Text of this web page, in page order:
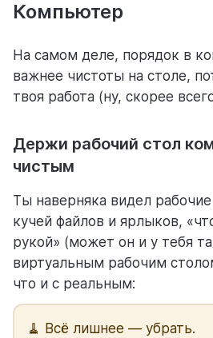
Компьютер
На самом деле, порядок в
важнее чистоты на столе,
твоя работа (ну, скорее
Держи рабочий стол
чистым
Ты наверняка видел
кучей файлов и ярлыков,
рукой» (может он и у тебя
виртуальным рабочим
что и с реальным:
🧹 Всё лишнее — убрать.